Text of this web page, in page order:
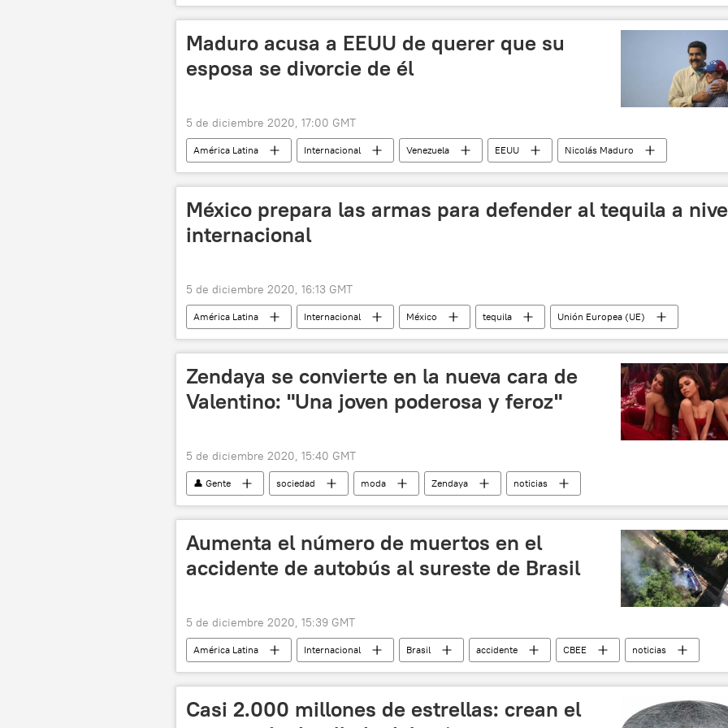
ONU drogas noticias
Maduro acusa a EEUU de querer que su
esposa se divorcie de él
5 de diciembre 2020, 17:00 GMT
América Latina Internacional Venezuela EEUU
Nicolás Maduro
Elliott Abrams
Cilia Flores divorcio Donald Trump noticias
México prepara las armas para defender al tequila a
internacional
5 de diciembre 2020, 16:13 GMT
América Latina Internacional México tequila
Unión Europea (UE)
noticias
Zendaya se convierte en la nueva cara de
Valentino: "Una joven poderosa y feroz"
5 de diciembre 2020, 15:40 GMT
👤 Gente sociedad moda Zendaya noticias
Aumenta el número de muertos en el
accidente de autobús al sureste de Brasil
5 de diciembre 2020, 15:39 GMT
América Latina Internacional Brasil accidente CBEE noticias
Casi 2.000 millones de estrellas: crean el